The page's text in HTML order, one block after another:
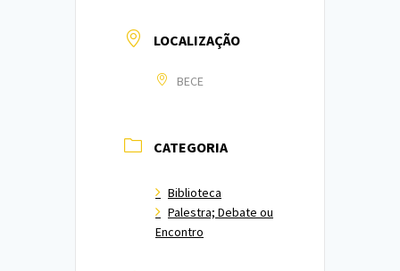
LOCALIZAÇÃO
BECE
CATEGORIA
Biblioteca
Palestra; Debate ou
Encontro